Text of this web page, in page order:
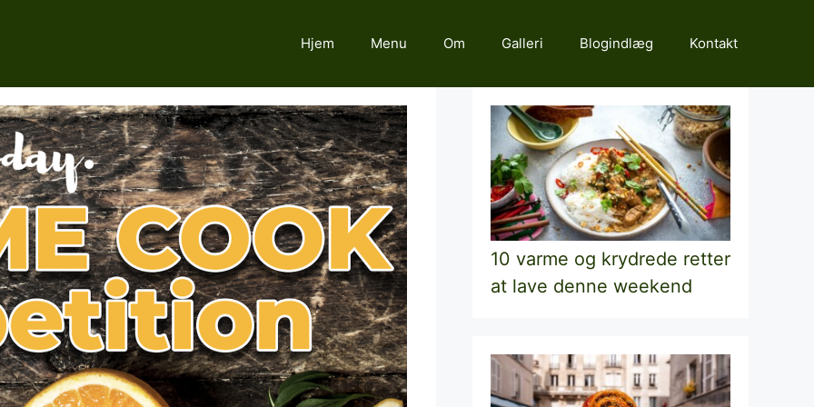
Hjem Menu Om Galleri Blogindlæg Kontakt
10 varme og krydrede retter
at lave denne weekend